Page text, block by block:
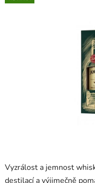
Vyzrálost a jemnost
destilací a výjimečně